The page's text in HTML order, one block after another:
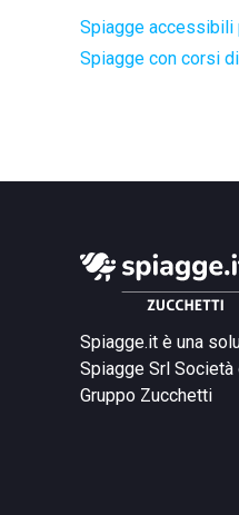
Spiagge accessibili
Spiagge con corsi
Spiagge.it è una
Spiagge Srl Società
Gruppo Zucchetti